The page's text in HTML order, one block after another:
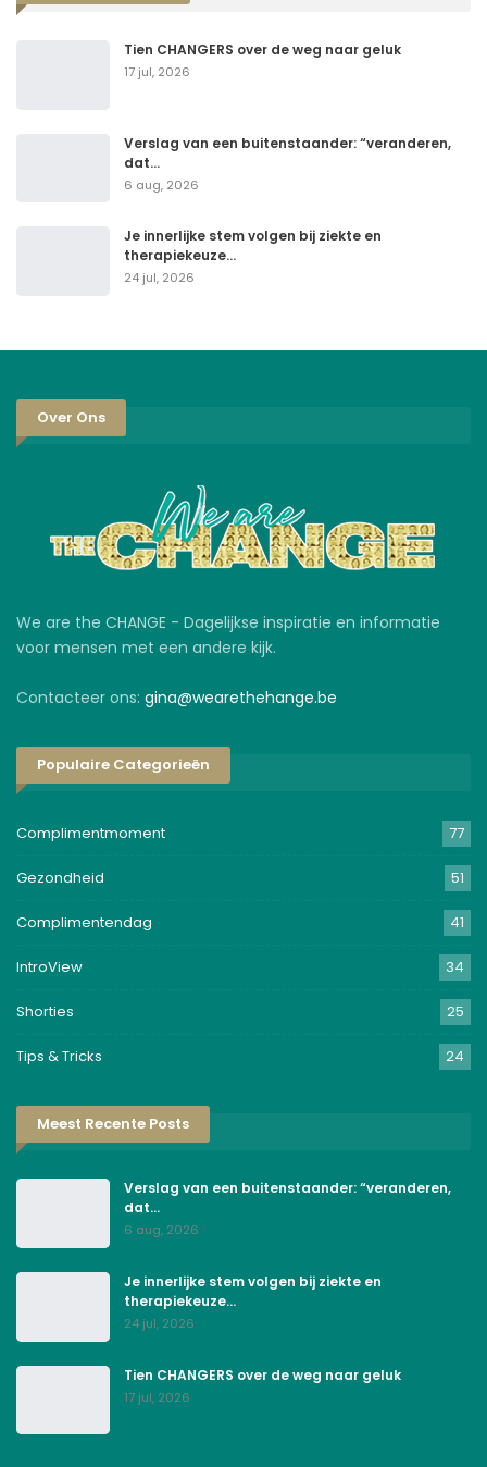
Tien CHANGERS over de weg naar geluk
17 jul, 2026
Verslag van een buitenstaander: “veranderen,
dat…
6 aug, 2026
Je innerlijke stem volgen bij ziekte en
therapiekeuze…
24 jul, 2026
Over Ons
We are the CHANGE - Dagelijkse inspiratie en informatie
voor mensen met een andere kijk.
Contacteer ons: gina@wearethehange.be
Populaire Categorieën
Complimentmoment 77
Gezondheid 51
Complimentendag 41
IntroView 34
Shorties 25
Tips & Tricks 24
Meest Recente Posts
Verslag van een buitenstaander: “veranderen,
dat…
6 aug, 2026
Je innerlijke stem volgen bij ziekte en
therapiekeuze…
24 jul, 2026
Tien CHANGERS over de weg naar geluk
17 jul, 2026